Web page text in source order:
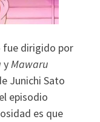
fue dirigido por
yMawaru
Junichi Sato
episodio
es que